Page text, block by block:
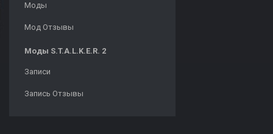
Моды
Мод Отзывы
Моды S.T.A.L.K.E.R. 2
Записи
Запись Отзывы